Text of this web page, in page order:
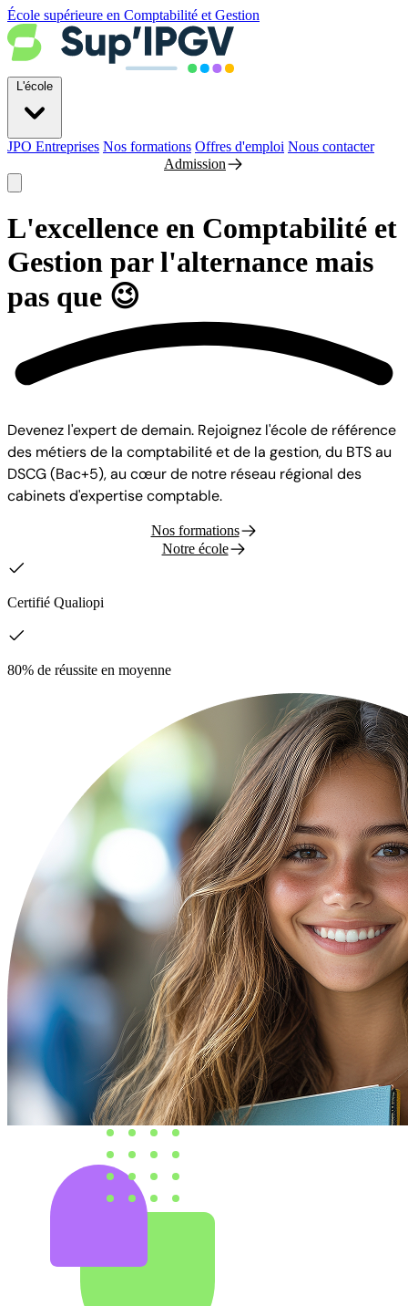
École supérieure en Comptabilité et Gestion
L'école
JPO Entreprises Nos formations Offres d'emploi Nous contacter
Admission
L'excellence en Comptabilité et
Gestion par l'alternance mais
pas que 😉
Devenez l'expert de demain. Rejoignez l'école de référence
des métiers de la comptabilité et de la gestion, du BTS au
DSCG (Bac+5), au cœur de notre réseau régional des
cabinets d'expertise comptable.
Nos formations
Notre école
Certifié Qualiopi
80% de réussite en moyenne